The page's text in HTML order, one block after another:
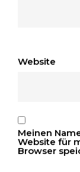
Website
Meinen
Website für
Browser